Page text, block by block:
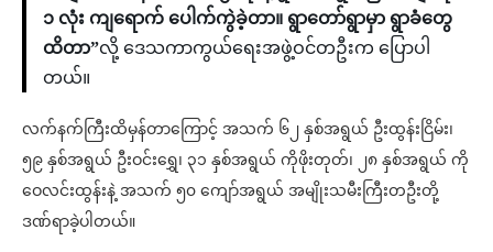
၁ လုံး ကျရောက် ပေါက်ကွဲခဲ့တာ။ ရွာတော်ရွာမှာ ရွာခံတွေ
ထိတာ”လို့ ဒေသကာကွယ်ရေးအဖွဲ့ဝင်တဦးက ပြောပါ
တယ်။
လက်နက်ကြီးထိမှန်တာကြောင့် အသက် ၆၂ နှစ်အရွယ် ဦးထွန်းငြိမ်း၊
၅၉ နှစ်အရွယ် ဦးဝင်းရွှေ၊ ၃၁ နှစ်အရွယ် ကိုဖိုးတုတ်၊ ၂၈ နှစ်အရွယ် ကို
ဝေလင်းထွန်းနဲ့ အသက် ၅၀ ကျော်အရွယ် အမျိုးသမီးကြီးတဦးတို့
ဒဏ်ရာခဲ့ပါတယ်။